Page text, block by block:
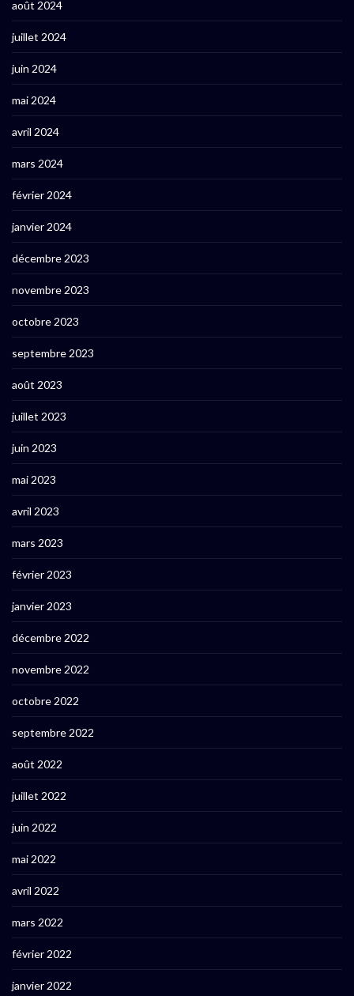
août 2024
juillet 2024
juin 2024
mai 2024
avril 2024
mars 2024
février 2024
janvier 2024
décembre 2023
novembre 2023
octobre 2023
septembre 2023
août 2023
juillet 2023
juin 2023
mai 2023
avril 2023
mars 2023
février 2023
janvier 2023
décembre 2022
novembre 2022
octobre 2022
septembre 2022
août 2022
juillet 2022
juin 2022
mai 2022
avril 2022
mars 2022
février 2022
janvier 2022